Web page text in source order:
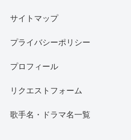
サイトマップ
プライバシーポリシー
プロフィール
リクエストフォーム
歌手名・ドラマ名一覧